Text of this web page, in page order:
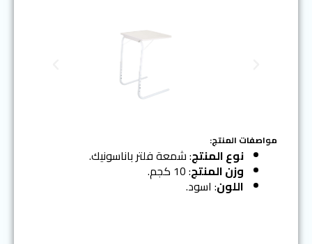
o
u
s
مواصفات المنتج:
نوع المنتج: شمعة فلتر باناسونيك.
وزن المنتج: 10 كجم.
اللون: اسود.